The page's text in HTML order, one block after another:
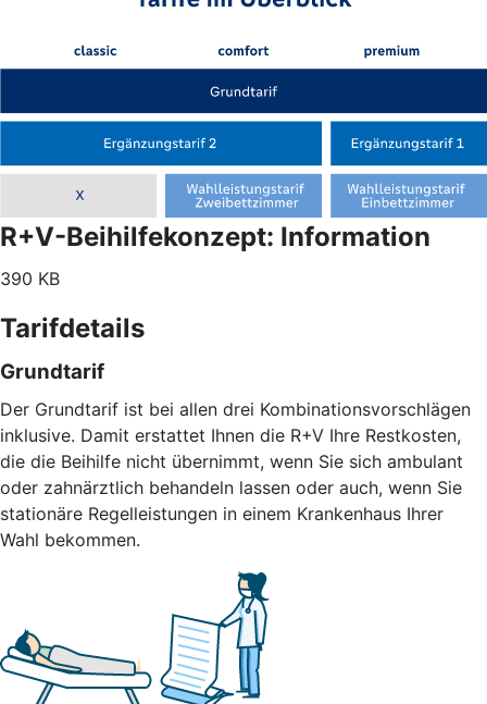
R+V-Beihilfekonzept: Information
390 KB
Tarifdetails
Grundtarif
Der Grundtarif ist bei allen drei Kombinationsvorschlägen
inklusive. Damit erstattet Ihnen die R+V Ihre Restkosten,
die die Beihilfe nicht übernimmt, wenn Sie sich ambulant
oder zahnärztlich behandeln lassen oder auch, wenn Sie
stationäre Regelleistungen in einem Krankenhaus Ihrer
Wahl bekommen.